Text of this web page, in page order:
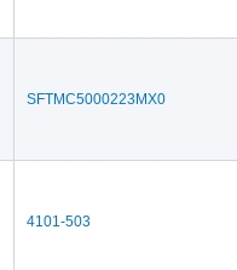
SFTMC5000223MX0
4101-503